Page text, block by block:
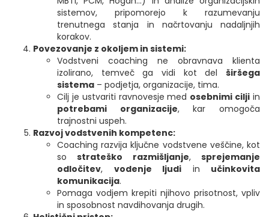
sistemov, pripomorejo k razumevanju
trenutnega stanja in načrtovanju nadaljnjih
korakov.
Povezovanje z okoljem in sistemi:
Vodstveni coaching ne obravnava klienta
izolirano, temveč ga vidi kot del širšega
sistema – podjetja, organizacije, tima.
Cilj je ustvariti ravnovesje med osebnimi cilji in
potrebami organizacije, kar omogoča
trajnostni uspeh.
Razvoj vodstvenih kompetenc:
Coaching razvija ključne vodstvene veščine, kot
sostrateško razmišljanje,sprejemanje
odločitev, vodenje ljudi in učinkovita
komunikacija.
Pomaga vodjem krepiti njihovo prisotnost, vpliv
in sposobnost navdihovanja drugih.